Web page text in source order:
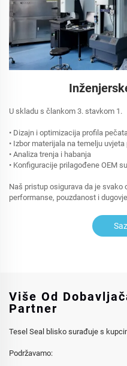
U skladu s člankom 3. stavkom 1.
• Dizajn i optimizacija profila pečata
• Izbor materijala na temelju
• Analiza trenja i habanja
• Konfiguracije prilagođene OEM
Naš pristup osigurava da je svako
performanse, pouzdanost i
Više Od
Partner
Tesel Seal blisko surađuje s
Podržavamo: